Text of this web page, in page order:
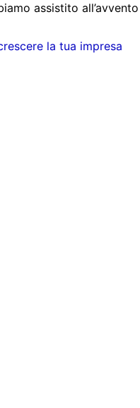
assistito
la tua impresa